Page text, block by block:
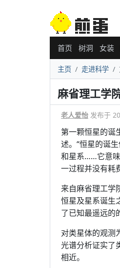
首页 树洞 女装
主页 走进科学
麻省理工学
老人爱怡 发布于
第一颗恒星的诞
述。“恒星的诞
和星系……它意
一过程并没有耗
来自麻省理工学
恒星及星系诞生
了已知最遥远的
对类星体的观
光谱分析证实了
相近。